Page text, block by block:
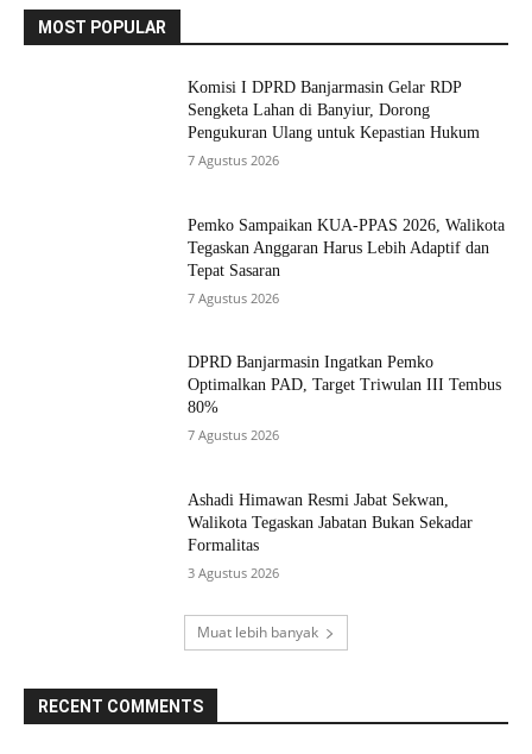
MOST POPULAR
Komisi I DPRD Banjarmasin Gelar RDP
Sengketa Lahan di Banyiur, Dorong
Pengukuran Ulang untuk Kepastian Hukum
7 Agustus 2026
Pemko Sampaikan KUA-PPAS 2026, Walikota
Tegaskan Anggaran Harus Lebih Adaptif dan
Tepat Sasaran
7 Agustus 2026
DPRD Banjarmasin Ingatkan Pemko
Optimalkan PAD, Target Triwulan III Tembus
80%
7 Agustus 2026
Ashadi Himawan Resmi Jabat Sekwan,
Walikota Tegaskan Jabatan Bukan Sekadar
Formalitas
3 Agustus 2026
Muat lebih banyak
RECENT COMMENTS